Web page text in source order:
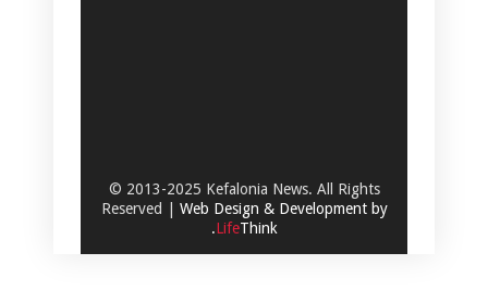
© 2013-2025 Kefalonia News. All Rights
Reserved | Web Design & Development by
.LifeThink